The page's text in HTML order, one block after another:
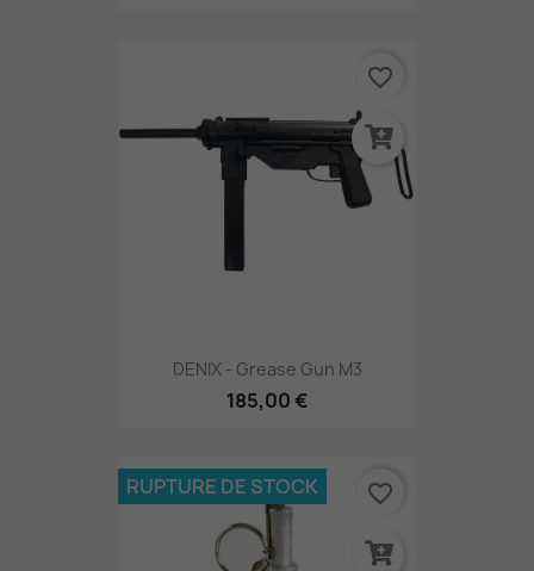
DENIX - Grease Gun M3
185,00 €
favorite_border
RUPTURE DE STOCK favorite_border